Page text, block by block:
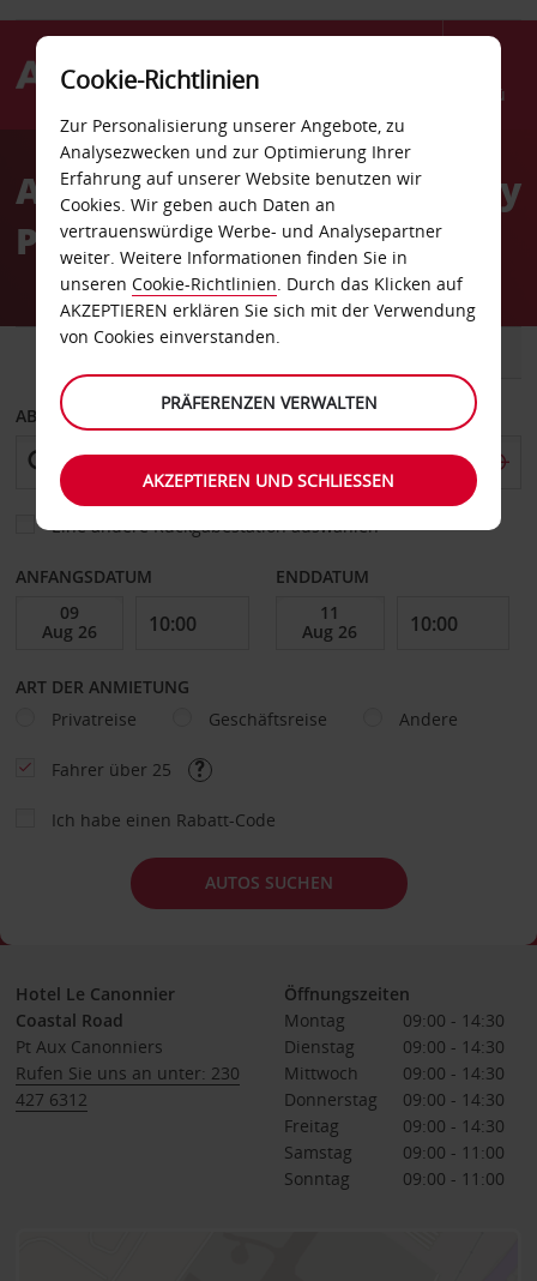
Menü
AvisAutovermietung Grand Bay
Pointe aux Canonniers
ABHOLEN VON
Eine andere Rückgabestation auswählen
ANFANGSDATUM ENDDATUM
ART DER ANMIETUNG
Privatreise
Geschäftsreise Andere
Fahrer über 25
Ich habe einen Rabatt-Code
AUTOS SUCHEN
Hotel Le Canonnier
Coastal Road
Pt Aux Canonniers
Rufen Sie uns an unter: 230
427 6312
Öffnungszeiten
Montag
09:00 - 14:30
Dienstag
09:00 - 14:30
Mittwoch
09:00 - 14:30
Donnerstag
09:00 - 14:30
Freitag
09:00 - 14:30
Samstag
09:00 - 11:00
Sonntag
09:00 - 11:00
Cookie-Richtlinien
Zur Personalisierung unserer Angebote, zu
Analysezwecken und zur Optimierung Ihrer
Erfahrung auf unserer Website benutzen wir
Cookies. Wir geben auch Daten an
vertrauenswürdige Werbe- und Analysepartner
weiter. Weitere Informationen finden Sie in
unseren Cookie-Richtlinien. Durch das Klicken auf
AKZEPTIEREN erklären Sie sich mit der Verwendung
von Cookies einverstanden.
PRÄFERENZEN VERWALTEN
AKZEPTIEREN UND SCHLIESSEN